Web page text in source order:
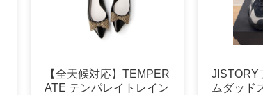
【全天候対応】TEMPER
ATE テンパレイトレイン
JISTORY
ムダッド